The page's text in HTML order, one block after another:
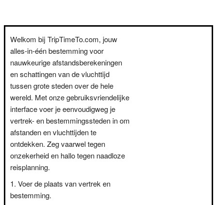
Welkom bij TripTimeTo.com, jouw
alles-in-één bestemming voor
nauwkeurige afstandsberekeningen
en schattingen van de vluchttijd
tussen grote steden over de hele
wereld. Met onze gebruiksvriendelijke
interface voer je eenvoudigweg je
vertrek- en bestemmingssteden in om
afstanden en vluchttijden te
ontdekken. Zeg vaarwel tegen
onzekerheid en hallo tegen naadloze
reisplanning.
Voer de plaats van vertrek en
bestemming.